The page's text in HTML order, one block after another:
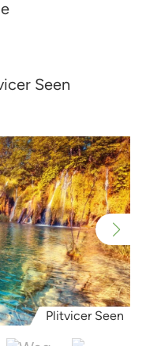
Seen
Plitvicer Seen